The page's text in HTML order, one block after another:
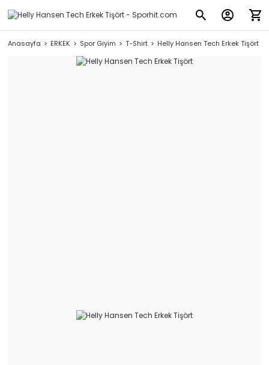
Anasayfa ERKEK Spor Giyim T-Shirt Helly Hansen Tech Erkek Tişört